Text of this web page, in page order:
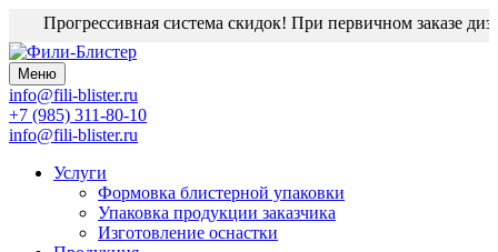
Прогрессивная система скидок! При первичном заказе
Меню
info@fili-blister.ru
+7 (985) 311-80-10
info@fili-blister.ru
Услуги
Формовка блистерной упаковки
Упаковка продукции заказчика
Изготовление оснастки